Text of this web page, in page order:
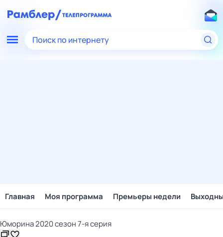
Поиск по интернету
Главная Моя программа Премьеры недели
Юморина 2020 сезон 7-я серия